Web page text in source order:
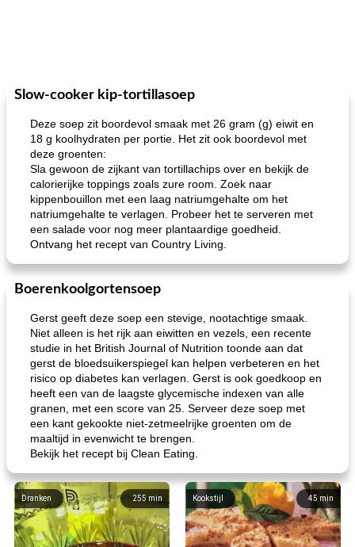
Slow-cooker kip-tortillasoep
Deze soep zit boordevol smaak met 26 gram (g) eiwit en
18 g koolhydraten per portie. Het zit ook boordevol met
deze groenten:
Sla gewoon de zijkant van tortillachips over en bekijk de
calorierijke toppings zoals zure room. Zoek naar
kippenbouillon met een laag natriumgehalte om het
natriumgehalte te verlagen. Probeer het te serveren met
een salade voor nog meer plantaardige goedheid.
Ontvang het recept van Country Living.
Boerenkoolgortensoep
Gerst geeft deze soep een stevige, nootachtige smaak.
Niet alleen is het rijk aan eiwitten en vezels, een recente
studie in het British Journal of Nutrition toonde aan dat
gerst de bloedsuikerspiegel kan helpen verbeteren en het
risico op diabetes kan verlagen. Gerst is ook goedkoop en
heeft een van de laagste glycemische indexen van alle
granen, met een score van 25. Serveer deze soep met
een kant gekookte niet-zetmeelrijke groenten om de
maaltijd in evenwicht te brengen.
Bekijk het recept bij Clean Eating.
255min
Dranken 45 min
Kookstijl